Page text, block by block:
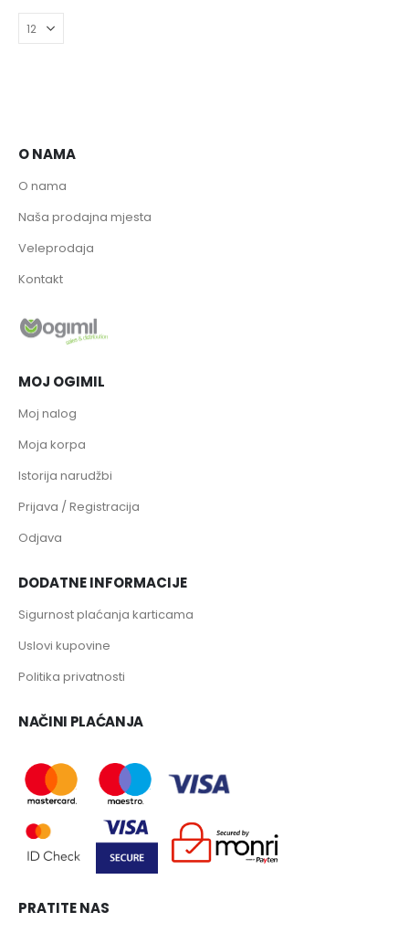
O NAMA
O nama
Naša prodajna mjesta
Veleprodaja
Kontakt
MOJ OGIMIL
Moj nalog
Moja korpa
Istorija narudžbi
Prijava / Registracija
Odjava
DODATNE INFORMACIJE
Sigurnost plaćanja karticama
Uslovi kupovine
Politika privatnosti
NAČINI PLAĆANJA
PRATITE NAS